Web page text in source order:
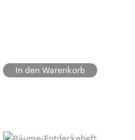
In den Warenkorb